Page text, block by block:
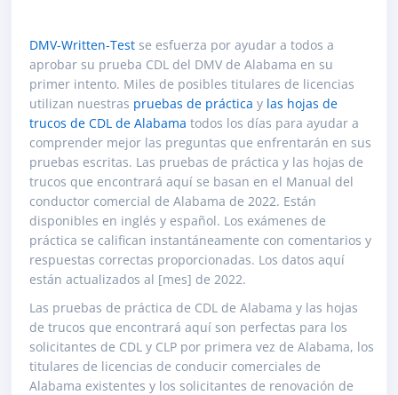
DMV-Written-Test se esfuerza por ayudar a todos a
aprobar su prueba CDL del DMV de Alabama en su
primer intento. Miles de posibles titulares de licencias
utilizan nuestras pruebas de práctica y las hojas de
trucos de CDL de Alabama todos los días para ayudar a
comprender mejor las preguntas que enfrentarán en sus
pruebas escritas. Las pruebas de práctica y las hojas de
trucos que encontrará aquí se basan en el Manual del
conductor comercial de Alabama de 2022. Están
disponibles en inglés y español. Los exámenes de
práctica se califican instantáneamente con comentarios y
respuestas correctas proporcionadas. Los datos aquí
están actualizados al [mes] de 2022.
Las pruebas de práctica de CDL de Alabama y las hojas
de trucos que encontrará aquí son perfectas para los
solicitantes de CDL y CLP por primera vez de Alabama, los
titulares de licencias de conducir comerciales de
Alabama existentes y los solicitantes de renovación de